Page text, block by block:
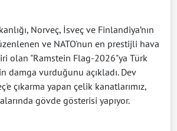
Norveç, İsveç ve Finlandiya’nın
ve NATO'nun en prestijli hava
olan "Ramstein Flag-2026"ya Türk
damga vurduğunu açıkladı. Dev
çıkarma yapan çelik kanatlarımız,
gövde gösterisi yapıyor.